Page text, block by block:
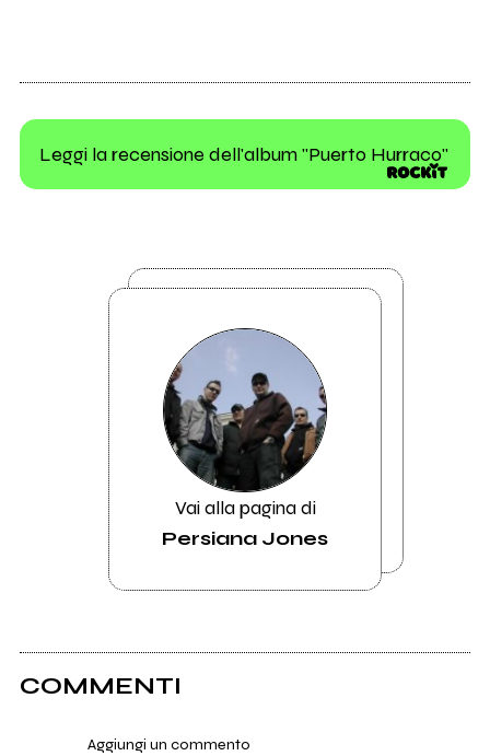
Leggi la recensione dell'album "Puerto Hurraco"
Vai alla pagina di
Persiana Jones
COMMENTI
Aggiungi un commento